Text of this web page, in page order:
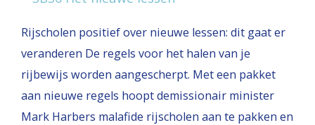
Rijscholen positief over nieuwe lessen: dit gaat er
veranderen De regels voor het halen van je
rijbewijs worden aangescherpt. Met een pakket
aan nieuwe regels hoopt demissionair minister
Mark Harbers malafide rijscholen aan te pakken en